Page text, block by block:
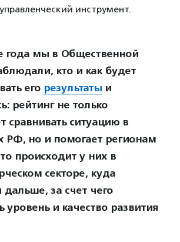
инструмент.
года мы в Общественной
кто и как будет
его результаты и
рейтинг не только
сравнивать ситуацию в
РФ, но и помогает регионам
происходит у них в
секторе, куда
дальше, за счет чего
уровень и качество развития